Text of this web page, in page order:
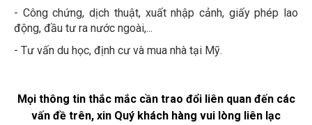
- Công chứng, dịch thuật, xuất nhập cảnh, giấy phép lao
động, đầu tư ra nước ngoài,...
- Tư vấn du học, định cư và mua nhà tại Mỹ.
Mọi thông tin thắc mắc cần trao đổi liên quan đến các
vấn đề trên, xin Quý khách hàng vui lòng liên lạc